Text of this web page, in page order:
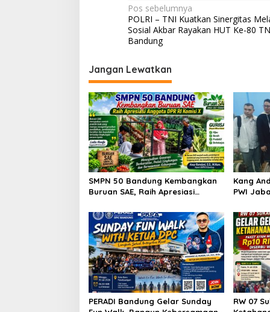
N
a
v
i
g
a
s
i
p
o
s
Pos sebelumnya
POLRI – TNI Kuatkan Sinergitas
Sosial Akbar Rayakan HUT Ke-80
Bandung
Jangan Lewatkan
SMPN 50 Bandung Kembangkan
Buruan SAE, Raih Apresiasi
Kang
PWI
Peluang
PERADI Bandung Gelar Sunday
RW 07